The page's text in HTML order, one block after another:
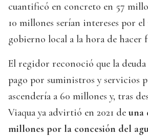
cuantificó en concreto en 57
10 millones serían intereses por
gobierno local a la hora de hacer
El regidor reconoció que la
pago por suministros y servicios
ascendería a 60 millones y, tras
Viaqua ya advirtió en 2021 de una
millones por la concesión del